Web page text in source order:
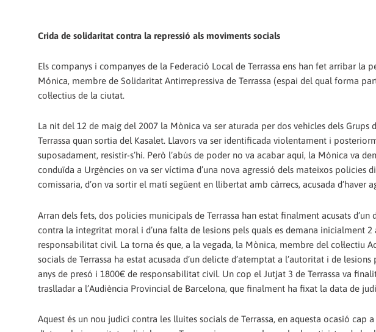
Crida de solidaritat contra la repressió als moviments socials
Els companys i companyes de la Federació Local de Terrassa ens han fet arribar la
Mónica, membre de Solidaritat Antirrepressiva de Terrassa (espai del qual forma
col·lectius de la ciutat.
La nit del 12 de maig del 2007 la Mònica va ser aturada per dos vehicles dels
Terrassa quan sortia del Kasalet. Llavors va ser identificada violentament i
suposadament, resistir-s’hi. Però l’abús de poder no va acabar aquí, la Mònica va
conduïda a Urgències on va ser víctima d’una nova agressió dels mateixos policies
comissaria, d’on va sortir el matí següent en llibertat amb càrrecs, acusada d’haver
Arran dels fets, dos policies municipals de Terrassa han estat finalment acusats
contra la integritat moral i d’una falta de lesions pels quals es demana inicialment 2
responsabilitat civil. La torna és que, a la vegada, la Mònica, membre del col·lectiu
socials de Terrassa ha estat acusada d’un delicte d’atemptat a l’autoritat i de
anys de presó i 1800€ de responsabilitat civil. Un cop el Jutjat 3 de Terrassa va
traslladar a l’Audiència Provincial de Barcelona, que finalment ha fixat la data de
Aquest és un nou judici contra les lluites socials de Terrassa, en aquesta ocasió cap